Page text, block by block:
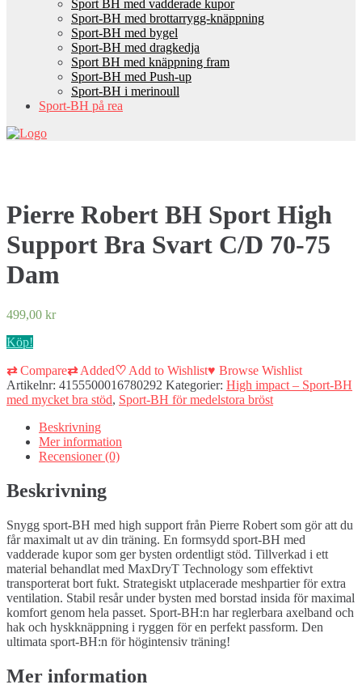
Sport BH med vadderade kupor
Sport-BH med brottarrygg-knäppning
Sport-BH med bygel
Sport-BH med dragkedja
Sport BH med knäppning fram
Sport-BH med Push-up
Sport-BH i merinoull
Sport-BH på rea
Pierre Robert BH Sport High
Support Bra Svart C/D 70-75
Dam
499,00 kr
Köp!
⇄Compare⇄Added♡ Add to Wishlist♥ Browse Wishlist
Artikelnr: 4155500016780292 Kategorier: High impact – Sport-BH
med mycket bra stöd, Sport-BH för medelstora bröst
Beskrivning
Mer information
Recensioner (0)
Beskrivning
Snygg sport-BH med high support från Pierre Robert som gör att du
får maximalt ut av din träning. En formsydd sport-BH med
vadderade kupor som ger bysten ordentligt stöd. Tillverkad i ett
material behandlat med MaxDryT Technology som effektivt
transporterat bort fukt. Strategiskt utplacerade meshpartier för extra
ventilation. Stabil resår under bysten med borstad insida för maximal
komfort genom hela passet. Sport-BH:n har reglerbara axelband och
hak och hyskknäppning i ryggen för en perfekt passform. Den
ultimata sport-BH:n för högintensiv träning!
Mer information